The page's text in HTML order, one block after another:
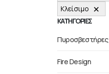
Κλείσιμο
ΚΑΤΗΓΟΡΙΕΣ
Πυροσβεστήρες
Fire Design